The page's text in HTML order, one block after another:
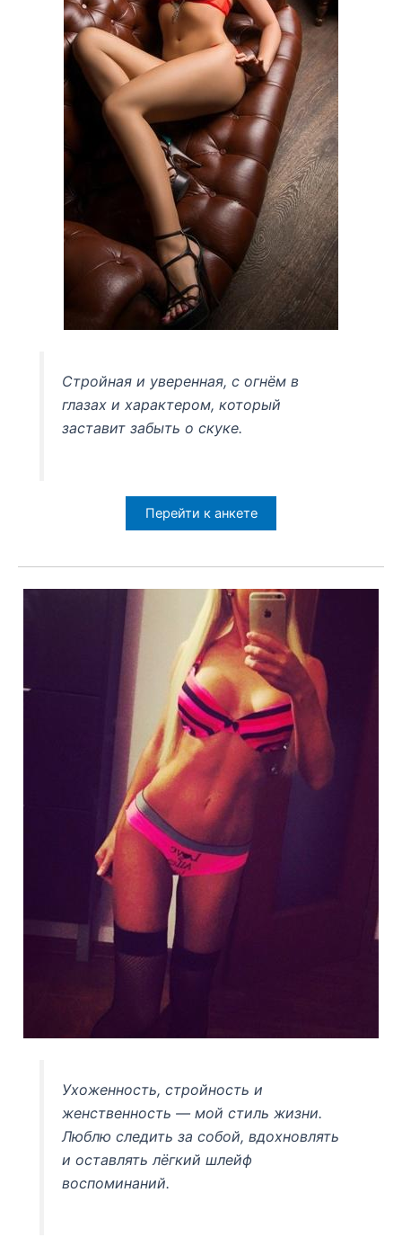
Стройная и уверенная, с огнём в
глазах и характером, который
заставит забыть о скуке.
Перейти к анкете
Ухоженность, стройность и
женственность — мой стиль жизни.
Люблю следить за собой, вдохновлять
и оставлять лёгкий шлейф
воспоминаний.